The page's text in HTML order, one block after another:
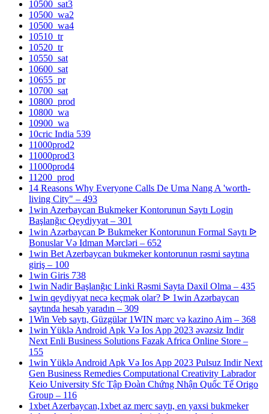
10500_sat3
10500_wa2
10500_wa4
10510_tr
10520_tr
10550_sat
10600_sat
10655_pr
10700_sat
10800_prod
10800_wa
10900_wa
10cric India 539
11000prod2
11000prod3
11000prod4
11200_prod
14 Reasons Why Everyone Calls De Uma Nang A 'worth-
living City" – 493
1win Azerbaycan Bukmeker Kontorunun Saytı Login
Başlanğıc Qeydiyyat – 301
1win Azərbaycan ᐉ Bukmeker Kontorunun Formal Saytı ᐉ
Bonuslar Və Idman Mərcləri – 652
1win Bet Azerbaycan bukmeker kontorunun rəsmi saytına
giriş – 100
1win Giris 738
1win Nadir Başlanğıc Linki Rəsmi Sayta Daxil Olma – 435
1win qeydiyyat necə keçmək olar? ᐉ 1win Azərbaycan
saytında hesab yaradın – 309
1Win Veb saytı, Güzgülər 1WIN mərc və kazino Aim – 368
1win Yüklə Android Apk Və Ios App 2023 əvəzsiz Indir
Next Enli Business Solutions Fazak Africa Online Store –
155
1win Yüklə Android Apk Və Ios App 2023 Pulsuz Indir Next
Gen Business Remedies Computational Creativity Labrador
Keio University Sfc Tập Đoàn Chứng Nhận Quốc Tế Origo
Group – 116
1xbet Azerbaycan,1xbet az merc saytı, en yaxsi bukmeker